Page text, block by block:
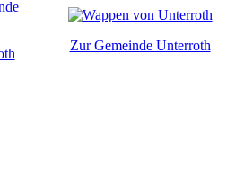
Zur Gemeinde Unterroth